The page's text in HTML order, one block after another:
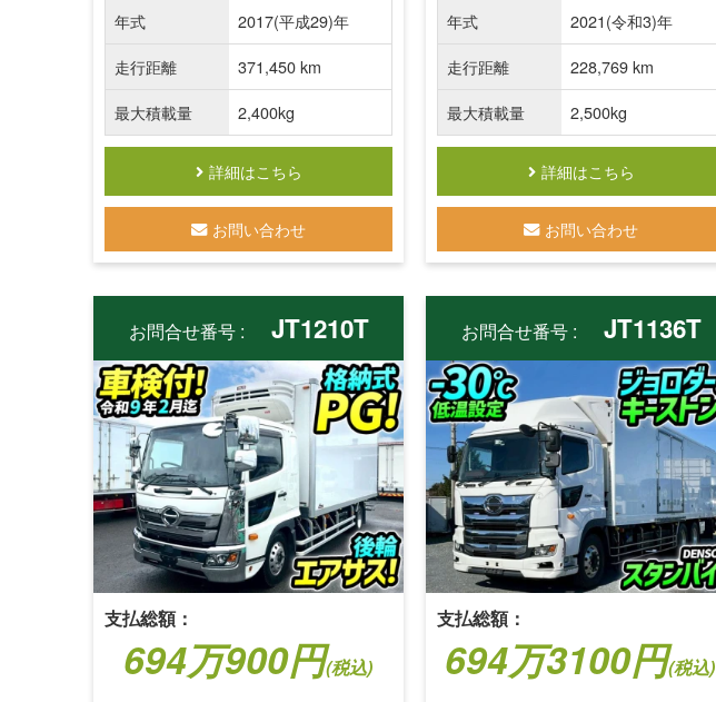
年式
2017(平成29)年
走行距離
371,450 km
最大積載量
2,400kg
詳細はこちら
お問い合わせ
年式
2021(令和3)年
走行距離
228,769 km
最大積載量
2,500kg
詳細はこちら
お問い合わせ
お問合せ番号 : JT1210T
支払総額：
694万900円(税込)
お問合せ番号 : JT1136T
支払総額：
694万3100円(税込)